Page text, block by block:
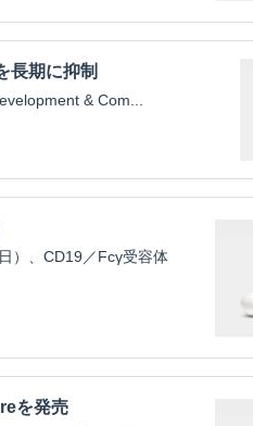
長期に抑制
& Com...
）、CD19／Fcγ受容体
を発売